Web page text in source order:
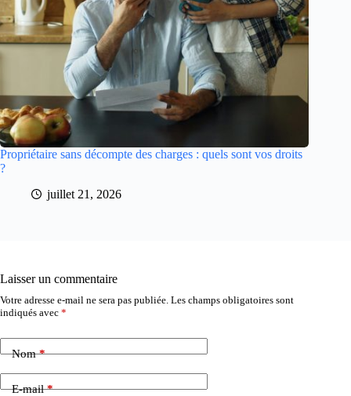
Propriétaire sans décompte des charges : quels sont vos droits
?
juillet 21, 2026
Laisser un commentaire
Votre adresse e-mail ne sera pas publiée. Les champs obligatoires sont
indiqués avec *
Nom*
E-mail*